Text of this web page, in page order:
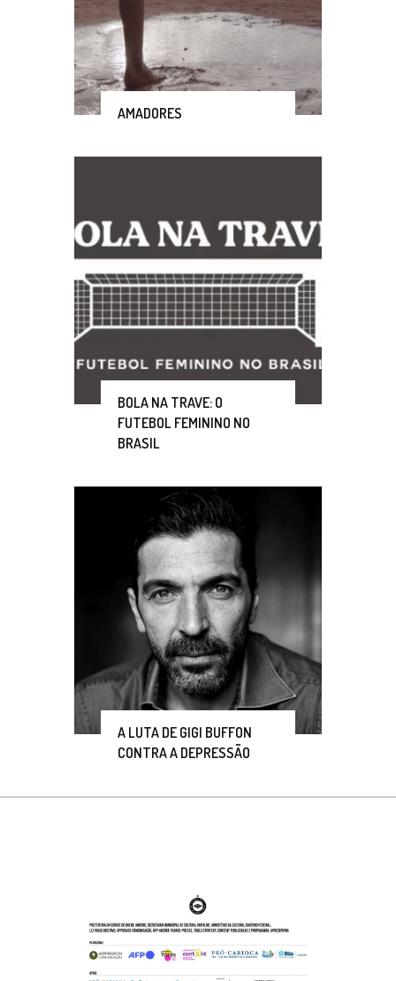
AMADORES
BOLA NA TRAVE: O
FUTEBOL FEMININO NO
BRASIL
A LUTA DE GIGI BUFFON
CONTRA A DEPRESSÃO